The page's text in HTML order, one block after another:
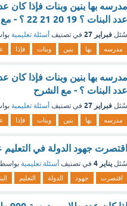
عدد البنات ؟ 19 20 21 22 ؟ - مع الشرح
سُئل فبراير 27 في تصنيف أسئلة تعليمية
مدرسه بها بنين وبنات فإذا
عدد البنات ؟ - مع الشرح
سُئل فبراير 27 في تصنيف أسئلة تعليمية
مدرسه بها بنين وبنات فإذا
اقتصرت جهود الدولة في
سُئل يناير 4 في تصنيف أسئلة تعليمية
اقتصرت جهود الدولة التعليم